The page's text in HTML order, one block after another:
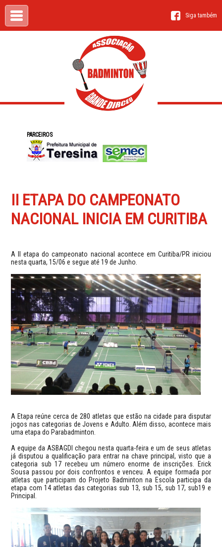
Siga também
PARCEIROS
II ETAPA DO CAMPEONATO
NACIONAL INICIA EM CURITIBA
A II etapa do campeonato nacional acontece em Curitiba/PR iniciou
nesta quarta, 15/06 e segue até 19 de Junho.
A Etapa reúne cerca de 280 atletas que estão na cidade para disputar
jogos nas categorias de Jovens e Adulto. Além disso, acontece mais
uma etapa do Parabadminton.
A equipe da ASBAGDI chegou nesta quarta-feira e um de seus atletas
já disputou a qualificação para entrar na chave principal, visto que a
categoria sub 17 recebeu um número enorme de inscrições. Erick
Sousa passou por dois confrontos e venceu. A equipe formada por
atletas que participam do Projeto Badminton na Escola participa da
etapa com 14 atletas das categorias sub 13, sub 15, sub 17, sub19 e
Principal.